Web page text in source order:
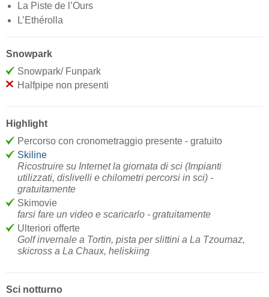
La Piste de l’Ours
L’Ethérolla
Snowpark
Snowpark/ Funpark
Halfpipe non presenti
Highlight
Percorso con cronometraggio presente - gratuito
Skiline
Ricostruire su Internet la giornata di sci (Impianti
utilizzati, dislivelli e chilometri percorsi in sci) -
gratuitamente
Skimovie
farsi fare un video e scaricarlo - gratuitamente
Ulteriori offerte
Golf invernale a Tortin, pista per slittini a La Tzoumaz,
skicross a La Chaux, heliskiing
Sci notturno